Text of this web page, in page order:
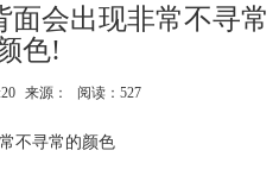
面会出现非常不寻常
色!
来源： 阅读：527